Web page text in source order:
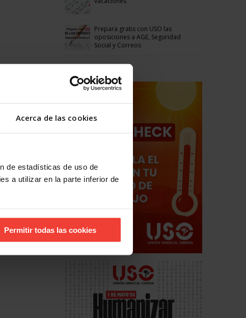
Acerca de las cookies
de estadísticas de uso de
a utilizar en la parte inferior de
Permitir todas las cookies
Prepara gratis con USO las
oposiciones a AGE, Seguridad
Social y Correos